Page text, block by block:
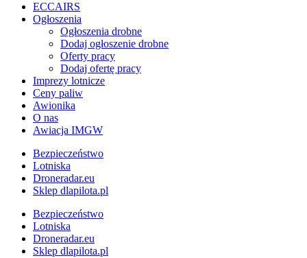
ECCAIRS
Ogłoszenia
Ogłoszenia drobne
Dodaj ogłoszenie drobne
Oferty pracy
Dodaj ofertę pracy
Imprezy lotnicze
Ceny paliw
Awionika
O nas
Awiacja IMGW
Bezpieczeństwo
Lotniska
Droneradar.eu
Sklep dlapilota.pl
Bezpieczeństwo
Lotniska
Droneradar.eu
Sklep dlapilota.pl